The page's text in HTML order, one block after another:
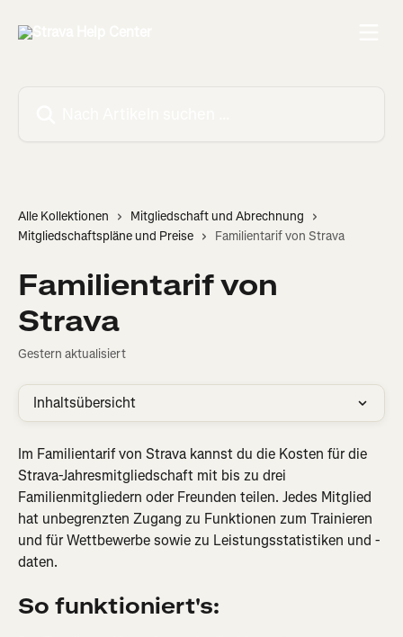
Alle Kollektionen
Mitgliedschaft und Abrechnung
Mitgliedschaftspläne und Preise
Familientarif von Strava
Familientarif von
Strava
Gestern aktualisiert
Inhaltsübersicht
Im Familientarif von Strava kannst du die Kosten für die
Strava-Jahresmitgliedschaft mit bis zu drei
Familienmitgliedern oder Freunden teilen. Jedes Mitglied
hat unbegrenzten Zugang zu Funktionen zum Trainieren
und für Wettbewerbe sowie zu Leistungsstatistiken und -
daten.
So funktioniert's: